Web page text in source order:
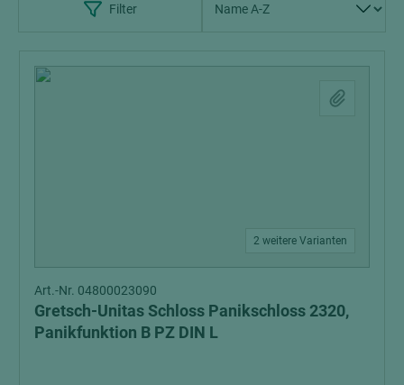
Filter
2 weitere Varianten
Art.-Nr. 04800023090
Gretsch-Unitas Schloss Panikschloss 2320,
Panikfunktion B PZ DIN L